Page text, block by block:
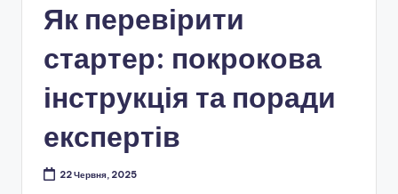
Як перевірити
стартер: покрокова
інструкція та поради
експертів
22 Червня, 2025